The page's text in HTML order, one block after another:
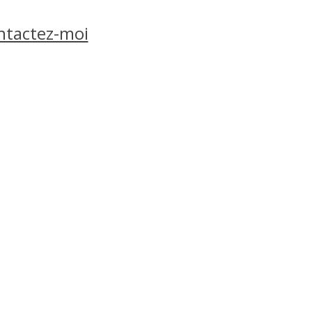
moi